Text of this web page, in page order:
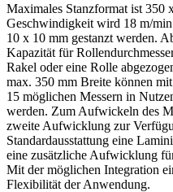
Maximales Stanzformat ist
Geschwindigkeit wird 18 m/
10 x 10 mm gestanzt werden.
Kapazität für
Rakel oder eine Rolle
max. 350 mm Breite können
15 möglichen Messern in
werden. Zum Aufwickeln des
zweite Aufwicklung zur
Standardausstattung eine
eine zusätzliche Aufwicklung
Mit der möglichen Integration
Flexibilität der Anwendung.